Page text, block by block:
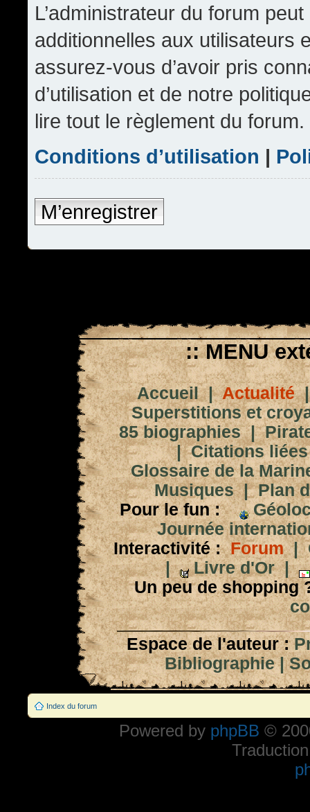
L’administrateur du forum
additionnelles aux utilisateurs
assurez-vous d’avoir pris
d’utilisation et de notre
lire tout le règlement du forum.
Conditions d’utilisation |
M’enregistrer
:: MENU
Accueil|Actualité
Superstitions et
85 biographies|
|Citations
Glossaire de la
Musiques|Plan
Pour le fun :
Journée
Interactivité : Forum|
|
Livre d'Or|
Un peu de shopping
Espace de l'auteur :
Bibliographie|
Index du forum
Powered by phpBB ©